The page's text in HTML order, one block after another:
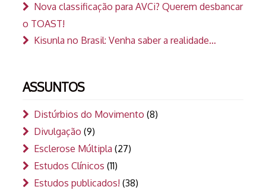
Nova classificação para AVCi? Querem desbancar
o TOAST!
Kisunla no Brasil: Venha saber a realidade…
ASSUNTOS
Distúrbios do Movimento (8)
Divulgação (9)
Esclerose Múltipla (27)
Estudos Clínicos (11)
Estudos publicados! (38)